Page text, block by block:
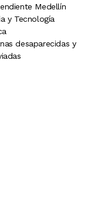
Medellín
y Tecnología
desaparecidas y